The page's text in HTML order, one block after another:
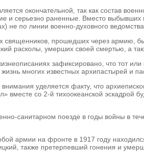
окончательной, так как состав
и серьезно раненные. Вместо
не по линии военно-духовного
священников, прошедших через армию,
расколы, умерших своей смертью, а
зафиксировано, что тот
многих известных архипастырей и
уделяется факту, что
вместе со 2-й тихоокеанской
санитарном поезде в годы войны в
армии на фронте в 1917 году
также претерпевший гонения и